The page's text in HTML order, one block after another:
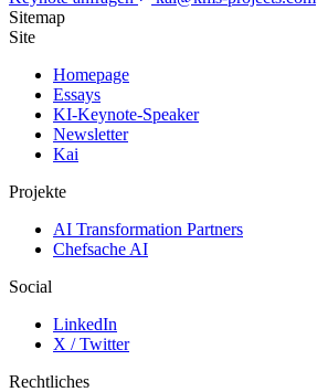
Sitemap
Site
Homepage
Essays
KI-Keynote-Speaker
Newsletter
Kai
Projekte
AI Transformation Partners
Chefsache AI
Social
LinkedIn
X / Twitter
Rechtliches